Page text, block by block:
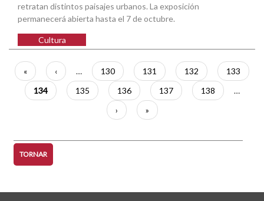
retratan distintos paisajes urbanos. La exposición
permanecerá abierta hasta el 7 de octubre.
Cultura
Paginació
Primera
pàgina
«
Pàgina
anterior
‹ … Pàgina
130 Pàgina
131 Pàgina
132 Pàgina
133
Pàgina
actual
134 Pàgina
135 Pàgina
136 Pàgina
137 Pàgina
138
…
Pàgina
següent
›
Última
pàgina
»
TORNAR